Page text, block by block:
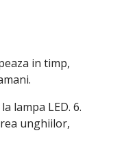
in timp,
lampa LED. 6.
unghiilor,